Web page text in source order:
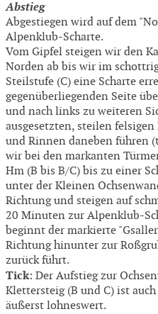
Abstieg
Abgestiegen wird auf dem
Alpenklub-Scharte.
Vom Gipfel steigen wir den
Norden ab bis wir im
Steilstufe (C) eine Scharte
gegenüberliegenden Seite
und nach links zu weiteren
ausgesetzten, steilen
und Rinnen daneben führen
wir bei den markanten
Hm (B bis B/C) bis zu einer
unter der Kleinen
Richtung und steigen auf
20 Minuten zur Alpenklub-
beginnt der markierte
Richtung hinunter zur
zurück führt.
Tick: Der Aufstieg zur
Klettersteig (B und C) ist
äußerst lohneswert.